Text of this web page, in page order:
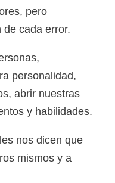
pero
cada error.
personalidad,
abrir nuestras
y habilidades.
nos dicen que
mismos y a